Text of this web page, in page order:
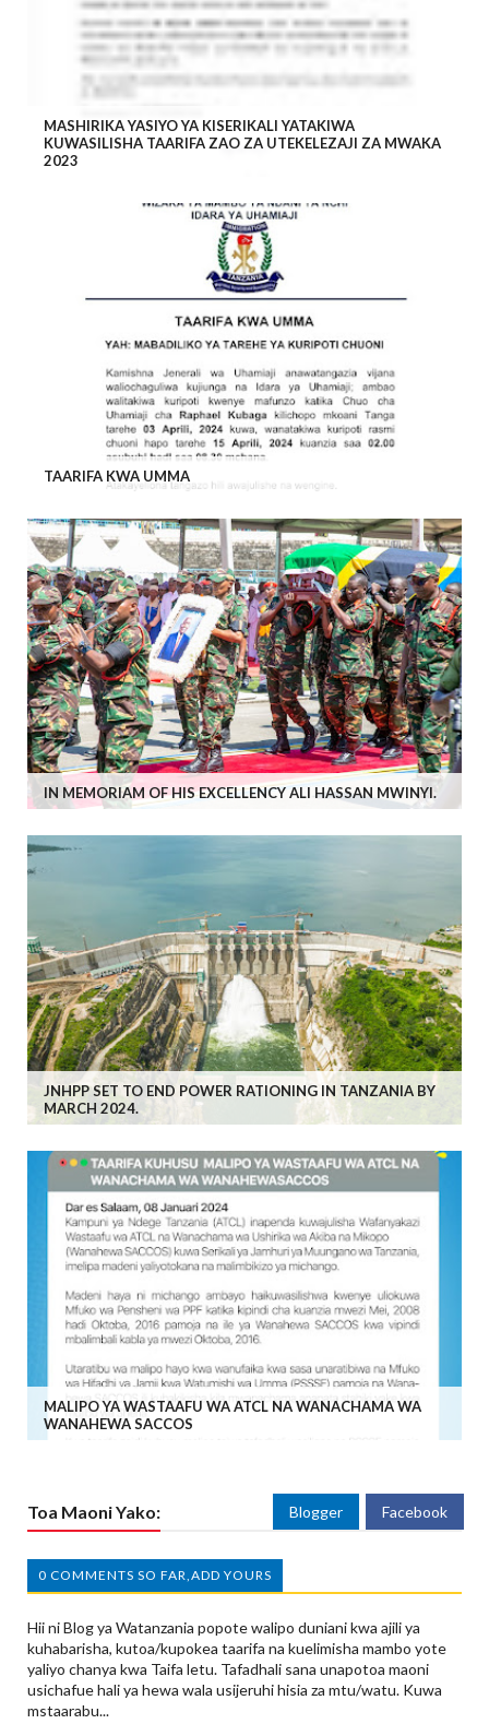
MASHIRIKA YASIYO YA KISERIKALI YATAKIWA
KUWASILISHA TAARIFA ZAO ZA UTEKELEZAJI ZA MWAKA
2023
TAARIFA KWA UMMA
IN MEMORIAM OF HIS EXCELLENCY ALI HASSAN MWINYI.
JNHPP SET TO END POWER RATIONING IN TANZANIA BY
MARCH 2024.
MALIPO YA WASTAAFU WA ATCL NA WANACHAMA WA
WANAHEWA SACCOS
Toa Maoni Yako: Blogger Facebook
0 COMMENTS SO FAR,ADD YOURS
Hii ni Blog ya Watanzania popote walipo duniani kwa ajili ya
kuhabarisha, kutoa/kupokea taarifa na kuelimisha mambo yote
yaliyo chanya kwa Taifa letu. Tafadhali sana unapotoa maoni
usichafue hali ya hewa wala usijeruhi hisia za mtu/watu. Kuwa
mstaarabu...